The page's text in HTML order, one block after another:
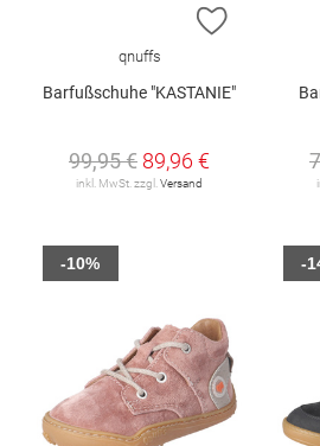
ZUR
qnuffs
Barfußschuhe "KASTANIE"
99,95 € 89,96 €
inkl. MwSt. zzgl. Versand
-10% -